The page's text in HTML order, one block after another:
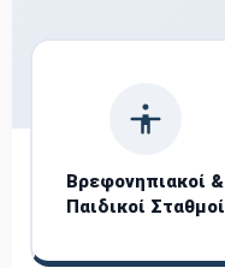
Βρεφονηπιακοί &
Παιδικοί Σταθμοί